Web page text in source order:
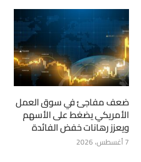
ضعف مفاجئ في سوق العمل
الأمريكي يضغط على الأسهم
ويعزز رهانات خفض الفائدة
7 أغسطس، 2026